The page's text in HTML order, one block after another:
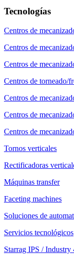
Tecnologías
Centros de
Centros de
Centros de
Centros de torneado/
Centros de
Centros de
Centros de
Tornos verticales
Rectificadoras
Máquinas transfer
Faceting machines
Soluciones de
Servicios tecnológicos
Starrag IPS / Industry